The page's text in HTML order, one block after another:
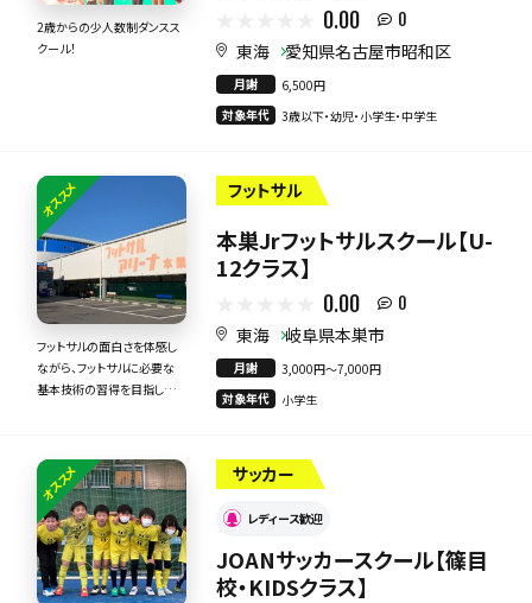
2歳からの少人数制ダンスス
クール！
0.00 0
東海 愛知県名古屋市昭和区
月謝
6,500円
対象年代
3歳以下・幼児・小学生・中学生
オススメ
フットサルの面白さを体感し
ながら、フットサルに必要な
基本技術の習得を目指しま
フットサル
本巣Jrフットサルスクール【U-
12クラス】
0.00 0
東海 岐阜県本巣市
月謝
3,000円〜7,000円
対象年代
小学生
オススメ サッカー
レディース歓迎
JOANサッカースクール【篠目
校・KIDSクラス】